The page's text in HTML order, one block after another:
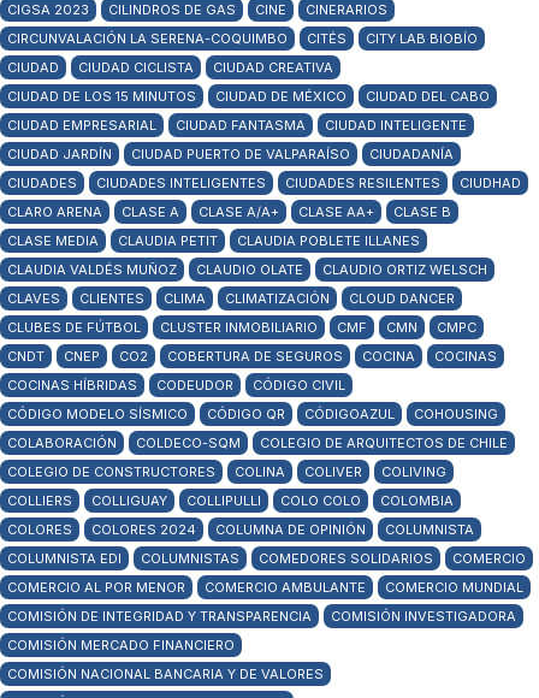
CIGSA 2023
CILINDROS DE GAS CINE
CINERARIOS
CIRCUNVALACIÓN LA SERENA-COQUIMBO
CITÉS
CITY LAB BIOBÍO
CIUDAD
CIUDAD CICLISTA
CIUDAD CREATIVA
CIUDAD DE LOS 15 MINUTOS
CIUDAD DE MÉXICO
CIUDAD DEL CABO
CIUDAD EMPRESARIAL
CIUDAD FANTASMA
CIUDAD INTELIGENTE
CIUDAD JARDÍN
CIUDAD PUERTO DE VALPARAÍSO
CIUDADANÍA
CIUDADES
CIUDADES INTELIGENTES CIUDADES RESILENTES
CIUDHAD
CLARO ARENA
CLASE A CLASE A/A+ CLASE AA+
CLASE B
CLASE MEDIA
CLAUDIA PETIT
CLAUDIA POBLETE ILLANES
CLAUDIA VALDÉS MUÑOZ
CLAUDIO OLATE
CLAUDIO ORTIZ WELSCH
CLAVES
CLIENTES CLIMA CLIMATIZACIÓN
CLOUD DANCER
CLUBES DE FÚTBOL
CLUSTER INMOBILIARIO CMF CMN
CMPC
CNDT
CNEP CO2 COBERTURA DE SEGUROS COCINA
COCINAS
COCINAS HÍBRIDAS
CODEUDOR
CÓDIGO CIVIL
CÓDIGO MODELO SÍSMICO
CÓDIGO QR CÓDIGOAZUL
COHOUSING
COLABORACIÓN
COLDECO-SQM
COLEGIO DE ARQUITECTOS DE CHILE
COLEGIO DE CONSTRUCTORES
COLINA COLIVER
COLIVING
COLLIERS
COLLIGUAY COLLIPULLI COLO COLO
COLOMBIA
COLORES
COLORES 2024 COLUMNA DE OPINIÓN
COLUMNISTA
COLUMNISTA EDI
COLUMNISTAS COMEDORES SOLIDARIOS
COMERCIO
COMERCIO AL POR MENOR
COMERCIO AMBULANTE
COMERCIO MUNDIAL
COMISIÓN DE INTEGRIDAD Y TRANSPARENCIA
COMISIÓN INVESTIGADORA
COMISIÓN MERCADO FINANCIERO
COMISIÓN NACIONAL BANCARIA Y DE VALORES